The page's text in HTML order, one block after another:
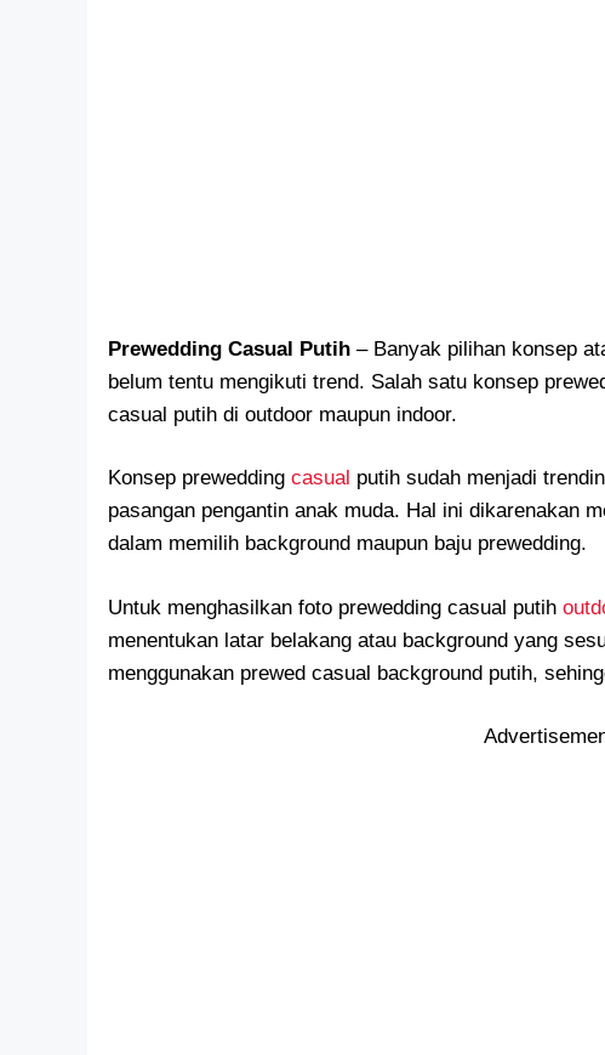
Prewedding Casual Putih – Banyak pilihan konsep
belum tentu mengikuti trend. Salah satu konsep
casual putih di outdoor maupun indoor.
Konsep prewedding casual putih sudah menjadi
pasangan pengantin anak muda. Hal ini dikarenakan
dalam memilih background maupun baju prewedding.
Untuk menghasilkan foto prewedding casual putih
menentukan latar belakang atau background yang
menggunakan prewed casual background putih,